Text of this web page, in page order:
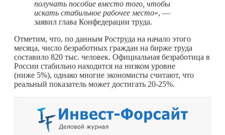
получать пособие вместо того, чтобы
искать стабильное рабочее место», —
заявил глава Конфедерации труда.
Отметим, что, по данным Роструда на начало этого
месяца, число безработных граждан на бирже труда
составило 820 тыс. человек. Официальная безработица в
России стабильно находится на низком уровне
(ниже 5%), однако многие экономисты считают, что
реальный показатель может достигать 20-25%.